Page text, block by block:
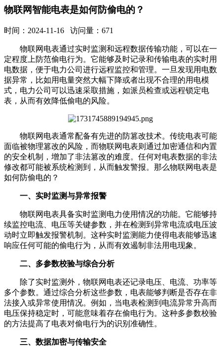
物联网智能电表是如何防偷电的？
时间：2024-11-16 访问量：671
物联网电表通过实时监测和远程数据传输功能，可以在一
定程度上防范偷电行为。它能够及时记录和传输电表的实时用
电数据，便于电力公司进行远程监控和管理。一旦发现用电数
据异常，比如用电量突然大幅下降或者出现不合理的用电模
式，电力公司可以迅速采取措施，如派员检查或远程锁定电
表，从而有效降低偷电的风险。
物联网电表通常配备有先进的防篡改技术。传统电表可能
面临被物理篡改的风险，而物联网电表则通过加密通信和内置
的安全机制，增加了非法篡改的难度。任何对电表数据的非法
修改都可能被系统检测到，从而触发警报。那么物联网电表是
如何防偷电的？
一、实时监测与异常报警
物联网电表具备实时监测电力使用情况的功能。它能够持
续监控电流、电压等关键参数，并在检测到异常电流或电压波
动时立即触发报警机制。这种实时监测能力使得电表能够迅速
响应任何可能的偷电行为，从而有效遏制非法用电现象。
二、多参数校验与综合分析
除了实时监测外，物联网电表还记录电压、电流、功率等
多个参数。通过综合分析这些参数，电表能够判断是否存在非
法接入或异常使用情况。例如，当电表检测到电流异常升高而
电压保持稳定时，可能意味着存在偷电行为。这种多参数校验
的方法提高了电表对偷电行为的识别准确性。
三、数据加密与传输安全